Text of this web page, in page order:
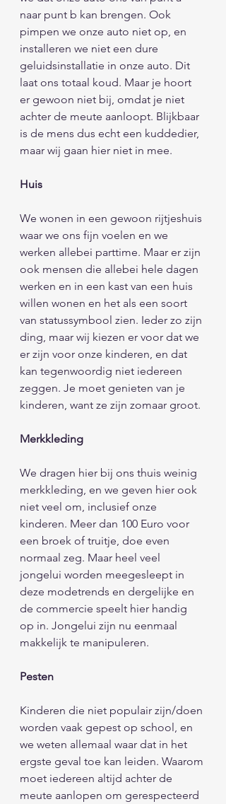
naar punt b kan brengen. Ook
pimpen we onze auto niet op, en
installeren we niet een dure
geluidsinstallatie in onze auto. Dit
laat ons totaal koud. Maar je hoort
er gewoon niet bij, omdat je niet
achter de meute aanloopt. Blijkbaar
is de mens dus echt een kuddedier,
maar wij gaan hier niet in mee.
Huis
We wonen in een gewoon rijtjeshuis
waar we ons fijn voelen en we
werken allebei parttime. Maar er zijn
ook mensen die allebei hele dagen
werken en in een kast van een huis
willen wonen en het als een soort
van statussymbool zien. Ieder zo zijn
ding, maar wij kiezen er voor dat we
er zijn voor onze kinderen, en dat
kan tegenwoordig niet iedereen
zeggen. Je moet genieten van je
kinderen, want ze zijn zomaar groot.
Merkkleding
We dragen hier bij ons thuis weinig
merkkleding, en we geven hier ook
niet veel om, inclusief onze
kinderen. Meer dan 100 Euro voor
een broek of truitje, doe even
normaal zeg. Maar heel veel
jongelui worden meegesleept in
deze modetrends en dergelijke en
de commercie speelt hier handig
op in. Jongelui zijn nu eenmaal
makkelijk te manipuleren.
Pesten
Kinderen die niet populair zijn/doen
worden vaak gepest op school, en
we weten allemaal waar dat in het
ergste geval toe kan leiden. Waarom
moet iedereen altijd achter de
meute aanlopen om gerespecteerd